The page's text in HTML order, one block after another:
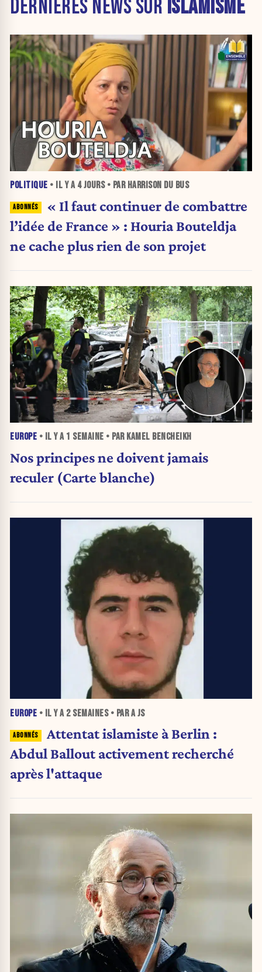
DERNIÈRES NEWS SUR ISLAMISME
POLITIQUE • IL Y A 4 JOURS• PAR HARRISON DU BUS
« Il faut continuer de combattre
l’idée de France » : Houria Bouteldja
ne cache plus rien de son projet
EUROPE • IL Y A 1 SEMAINE • PAR KAMEL BENCHEIKH
Nos principes ne doivent jamais
reculer (Carte blanche)
EUROPE • IL Y A 2 SEMAINES• PAR A JS
Attentat islamiste à Berlin :
Abdul Ballout activement recherché
après l'attaque